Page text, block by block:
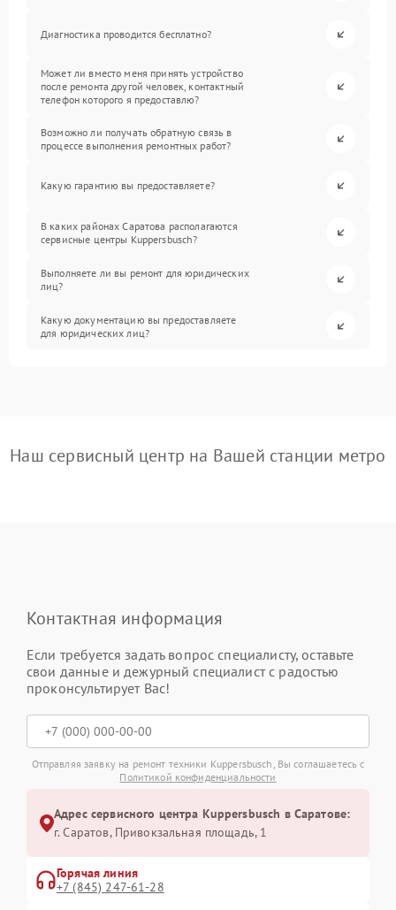
Диагностика проводится бесплатно?
Может ли вместо меня принять устройство
после ремонта другой человек, контактный
телефон которого я предоставлю?
Возможно ли получать обратную связь в
процессе выполнения ремонтных работ?
Какую гарантию вы предоставляете?
В каких районах Саратова располагаются
сервисные центры Kuppersbusch?
Выполняете ли вы ремонт для юридических
лиц?
Какую документацию вы предоставляете
для юридических лиц?
Наш сервисный центр на Вашей станции метро
Контактная информация
Если требуется задать вопрос специалисту, оставьте
свои данные и дежурный специалист с радостью
проконсультирует Вас!
Отправляя заявку на ремонт техники Kuppersbusch, Вы соглашаетесь с
Политикой конфиденциальности
Адрес сервисного центра Kuppersbusch в Саратове:
г. Саратов, Привокзальная площадь, 1
Горячая линия
+7 (845) 247-61-28